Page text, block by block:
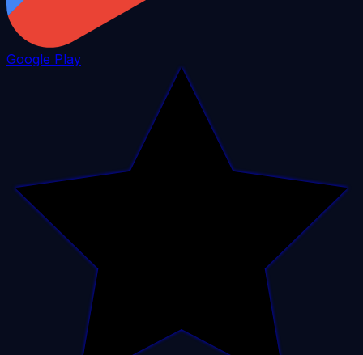
Google Play